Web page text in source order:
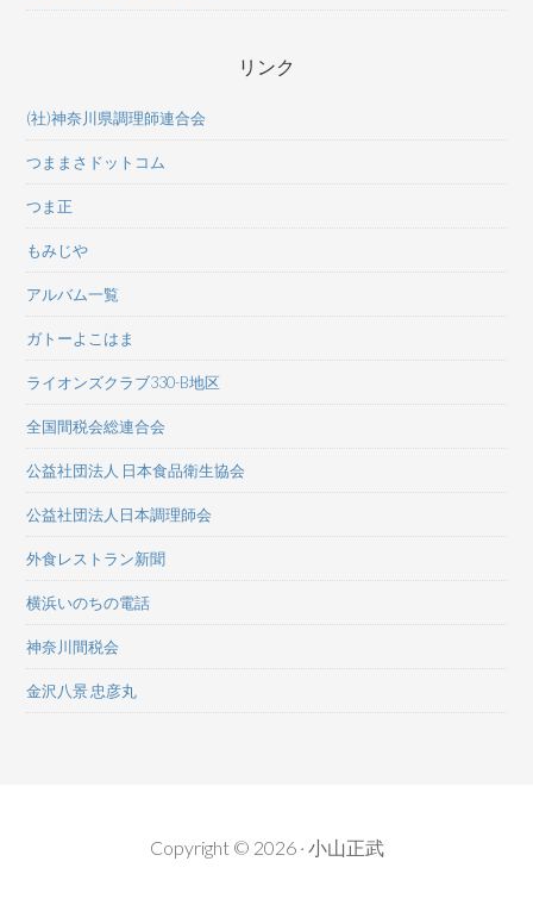
リンク
(社)神奈川県調理師連合会
つままさドットコム
つま正
もみじや
アルバム一覧
ガトーよこはま
ライオンズクラブ330-B地区
全国間税会総連合会
公益社団法人 日本食品衛生協会
公益社団法人日本調理師会
外食レストラン新聞
横浜いのちの電話
神奈川間税会
金沢八景 忠彦丸
Copyright © 2026 · 小山正武